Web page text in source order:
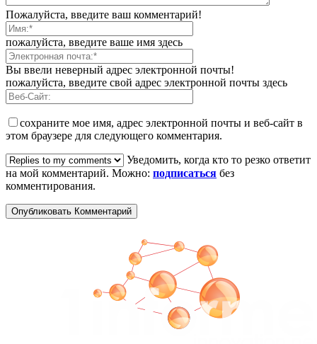
Пожалуйста, введите ваш комментарий!
пожалуйста, введите ваше имя здесь
Вы ввели неверный адрес электронной почты!
пожалуйста, введите свой адрес электронной почты здесь
сохраните мое имя, адрес электронной почты и веб-сайт в
этом браузере для следующего комментария.
Уведомить, когда кто то резко ответит
на мой комментарий. Можно: подписаться без
комментирования.